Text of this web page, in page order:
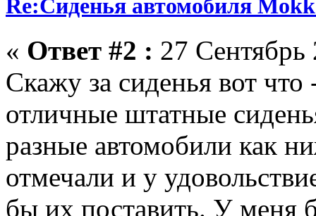
Re:Сиденья автомобиля
« Ответ #2 : 27
Скажу за сиденья вот что
отличные штатные
разные автомобили как
отмечали и у
бы их поставить. У меня